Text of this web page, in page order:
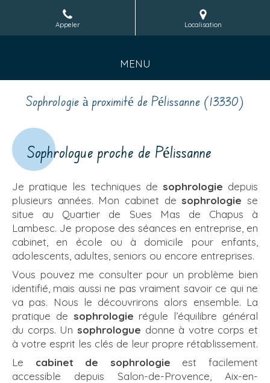
Appeler Localisation
MENU
Sophrologie à proximité de Pélissanne (13330)
Sophrologue proche de Pélissanne
Je pratique les techniques de sophrologie depuis
plusieurs années. Mon cabinet desophrologie se
situe au Quartier de Sues Mas de Chapus à
Lambesc. Je propose des séances en entreprise, en
cabinet, en école ou à domicile pour enfants,
adolescents, adultes, seniors ou encore entreprises.
Vous pouvez me consulter pour un problème bien
identifié, mais aussi ne pas vraiment savoir ce qui ne
va pas. Nous le découvrirons alors ensemble. La
pratique de sophrologie régule l’équilibre général
du corps. Un sophrologue donne à votre corps et
à votre esprit les clés de leur propre rétablissement.
Le cabinet de sophrologie est facilement
accessible depuis Salon-de-Provence, Aix-en-